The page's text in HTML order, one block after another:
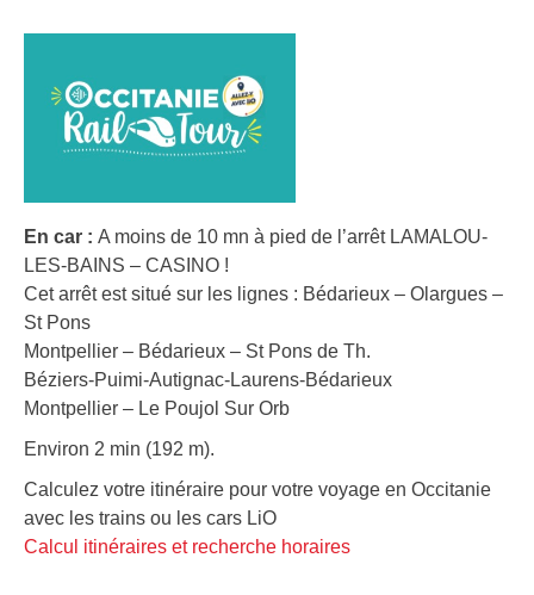
En car : A moins de 10 mn à pied de l’arrêt LAMALOU-
LES-BAINS – CASINO !
Cet arrêt est situé sur les lignes : Bédarieux – Olargues –
St Pons
Montpellier – Bédarieux – St Pons de Th.
Béziers-Puimi-Autignac-Laurens-Bédarieux
Montpellier – Le Poujol Sur Orb
Environ 2 min (192 m).
Calculez votre itinéraire pour votre voyage en Occitanie
avec les trains ou les cars LiO
Calcul itinéraires et recherche horaires